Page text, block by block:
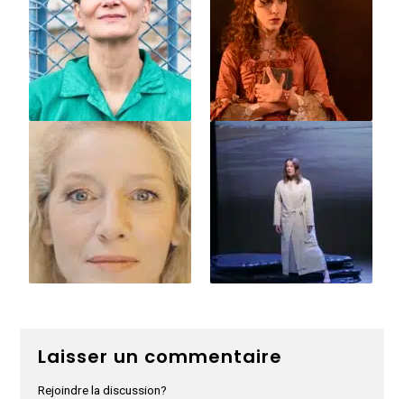
Laisser un commentaire
Rejoindre la discussion?